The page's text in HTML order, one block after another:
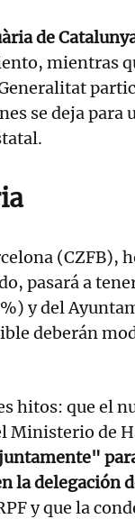
de
mientras
se deja para
(CZFB),
pasará a
y del
deberán
hitos: que el
Ministerio de
la delegación
y que la